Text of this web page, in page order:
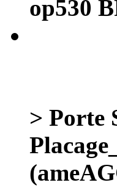
op530
> Porte